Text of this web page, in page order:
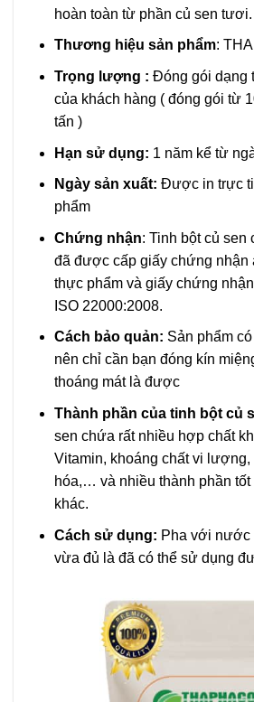
hoàn toàn từ phần củ sen tươi.
Thương hiệu sản phẩm:
Trọng lượng : Đóng gói dạng
của khách hàng ( đóng gói từ
tấn )
Hạn sử dụng: 1 năm kể từ
Ngày sản xuất: Được in trực
phẩm
Chứng nhận: Tinh bột củ sen
đã được cấp giấy chứng nhận
thực phẩm và giấy chứng
ISO 22000:2008.
Cách bảo quản: Sản phẩm
nên chỉ cần bạn đóng kín
thoáng mát là được
Thành phần của tinh bột củ
sen chứa rất nhiều hợp chất
Vitamin, khoáng chất vi lượng,
hóa,… và nhiều thành phần
khác.
Cách sử dụng: Pha với nước
vừa đủ là đã có thể sử dụng